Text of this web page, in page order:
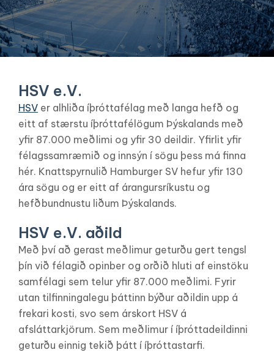
HSV e.V.
HSV er alhliða íþróttafélag með langa hefð og
eitt af stærstu íþróttafélögum Þýskalands með
yfir 87.000 meðlimi og yfir 30 deildir. Yfirlit yfir
félagssamræmið og innsýn í sögu þess má finna
hér. Knattspyrnulið Hamburger SV hefur yfir 130
ára sögu og er eitt af árangursríkustu og
hefðbundnustu liðum Þýskalands.
HSV e.V. aðild
Með því að gerast meðlimur geturðu gert tengsl
þín við félagið opinber og orðið hluti af einstöku
samfélagi sem telur yfir 87.000 meðlimi. Fyrir
utan tilfinningalegu þáttinn býður aðildin upp á
frekari kosti, svo sem árskort HSV á
afsláttarkjörum. Sem meðlimur í íþróttadeildinni
geturðu einnig tekið þátt í íþróttastarfi.